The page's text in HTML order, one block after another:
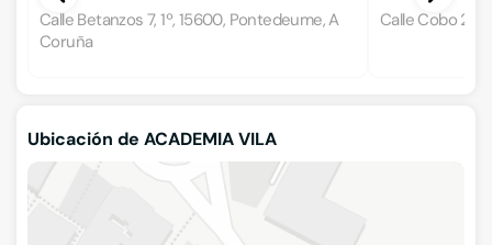
Calle Betanzos 7, 1º, 15600, Pontedeume, A
Coruña
Calle Cobo 29,
Ubicación de ACADEMIA VILA